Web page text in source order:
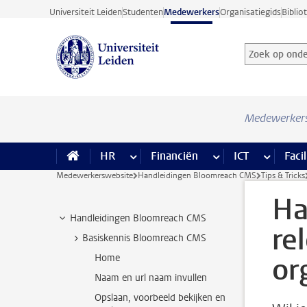
Ga direct naar de inhoud
Universiteit LeidenStudentenMedewerkersOrganisatiegids
Zoek op
Zoekterm
HR meer HR pagina’s
Financiën meer Financiën
ICT meer ICT
Medewerkerswebsite Handleidingen Bloomreach CMS Tips & Tricks
Handleidingen Bloomreach CMS
Basiskennis Bloomreach CMS
Home
Naam en url naam invullen
Opslaan, voorbeeld bekijken en